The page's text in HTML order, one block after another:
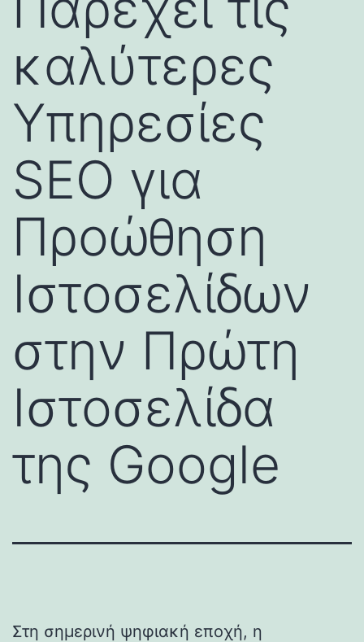
καλύτερες
Υπηρεσίες
SEO για
Προώθηση
Ιστοσελίδων
στην Πρώτη
Ιστοσελίδα
της Google
Στη σημερινή ψηφιακή εποχή, η